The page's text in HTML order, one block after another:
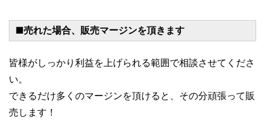
■売れた場合、販売マージンを頂きます
皆様がしっかり利益を上げられる範囲で相談させてくださ
い。
できるだけ多くのマージンを頂けると、その分頑張って販
売します！